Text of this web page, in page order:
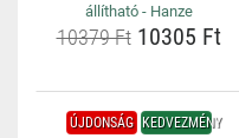
állítható - Hanze
10379 Ft10305 Ft
ÚJDONSÁG KEDVEZMÉNY